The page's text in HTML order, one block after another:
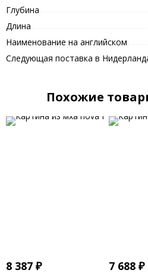
Глубина
Длина
Наименование на английском
Следующая поставка в
Похожие
8 387 ₽ 7 688 ₽